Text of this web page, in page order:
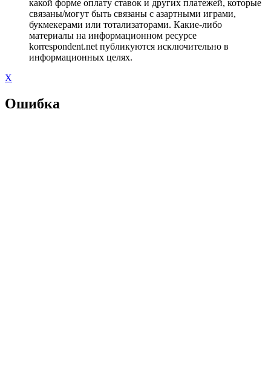
какой форме оплату ставок и других платежей, которые
связаны/могут быть связаны с азартными играми,
букмекерами или тотализаторами. Какие-либо
материалы на информационном ресурсе
korrespondent.net публикуются исключительно в
информационных целях.
X
Ошибка